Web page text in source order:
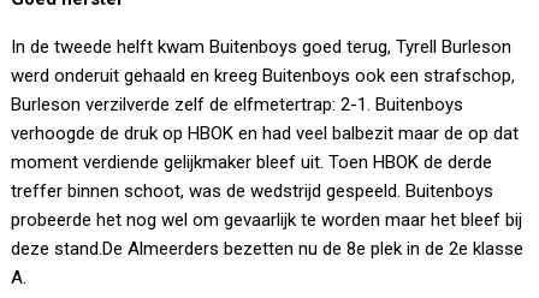
In de tweede helft kwam Buitenboys goed terug, Tyrell Burleson
werd onderuit gehaald en kreeg Buitenboys ook een strafschop,
Burleson verzilverde zelf de elfmetertrap: 2-1. Buitenboys
verhoogde de druk op HBOK en had veel balbezit maar de op dat
moment verdiende gelijkmaker bleef uit. Toen HBOK de derde
treffer binnen schoot, was de wedstrijd gespeeld. Buitenboys
probeerde het nog wel om gevaarlijk te worden maar het bleef bij
deze stand.De Almeerders bezetten nu de 8e plek in de 2e klasse
A.